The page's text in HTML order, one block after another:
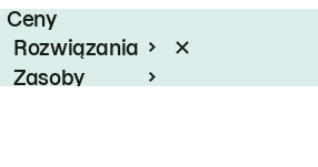
Ceny
Rozwiązania
Zasoby